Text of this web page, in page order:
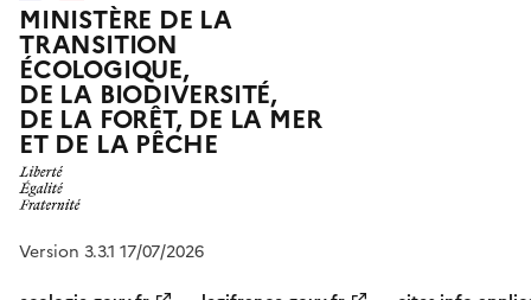
MINISTÈRE DE LA
TRANSITION
ÉCOLOGIQUE,
DE LA BIODIVERSITÉ,
DE LA FORÊT, DE LA MER
ET DE LA PÊCHE
Version 3.3.1 17/07/2026